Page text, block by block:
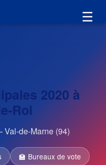
☰
2020 à
Roi
de-Marne (94)
🏫 Bureaux de vote